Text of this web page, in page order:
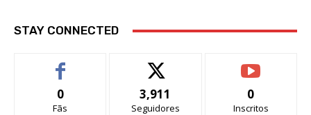
STAY CONNECTED
0
Fãs
3,911
Seguidores
0
Inscritos